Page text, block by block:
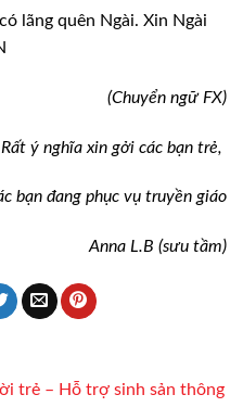
lãng quên Ngài. Xin Ngài
(Chuyển ngữ FX)
Rất ý nghĩa xin gởi các bạn trẻ,
bạn đang phục vụ truyền giáo
Anna L.B (sưu tầm)
trẻ – Hỗ trợ sinh sản thông